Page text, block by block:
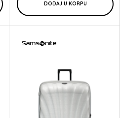
DODAJ U KORPU